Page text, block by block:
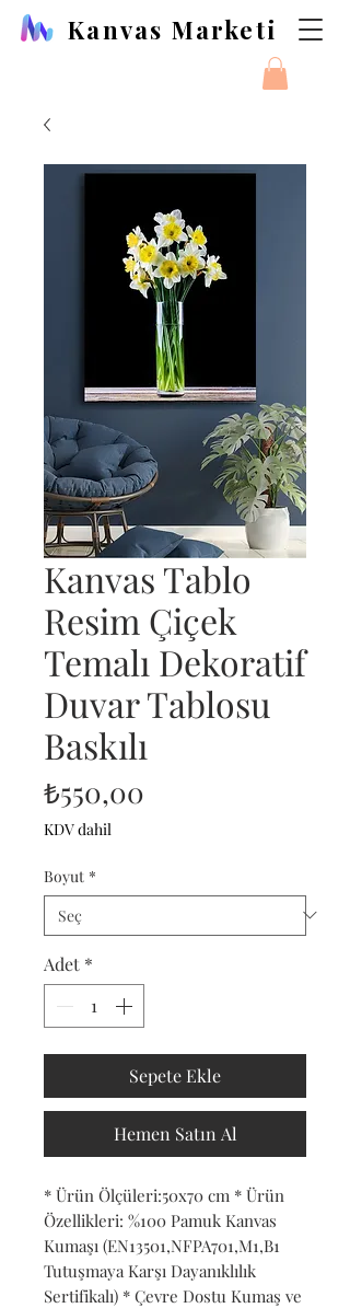
Kanvas Marketi
Kanvas Tablo
Resim Çiçek
Temalı Dekoratif
Duvar Tablosu
Baskılı
₺550,00
KDV dahil
Boyut *
Adet *
Sepete Ekle
Hemen Satın Al
* Ürün Ölçüleri:50x70 cm * Ürün
Özellikleri: %100 Pamuk Kanvas
Kumaşı (EN13501,NFPA701,M1,B1
Tutuşmaya Karşı Dayanıklılık
Sertifikalı) * Çevre Dostu Kumaş ve